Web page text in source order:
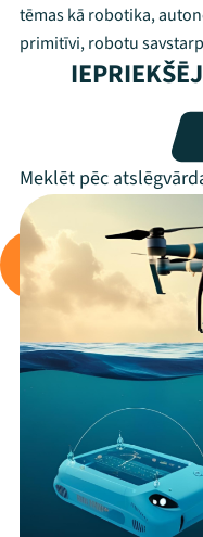
Viņi
tēmas kā robotika,
primitīvi, robotu